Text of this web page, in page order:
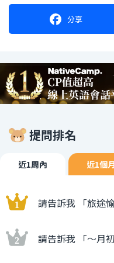
分享
提問排名
近1周內 近1個
請告訴我 「旅途
請告訴我 「〜月